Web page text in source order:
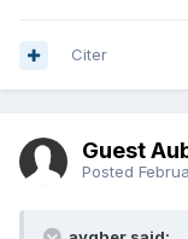
Citer
Guest
Posted